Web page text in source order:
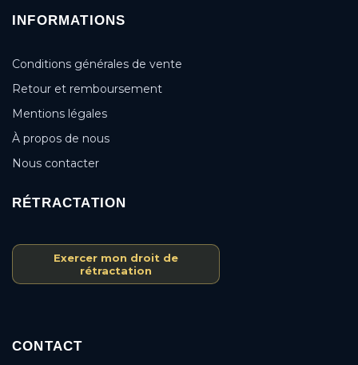
INFORMATIONS
Conditions générales de vente
Retour et remboursement
Mentions légales
À propos de nous
Nous contacter
RÉTRACTATION
Exercer mon droit de
rétractation
CONTACT